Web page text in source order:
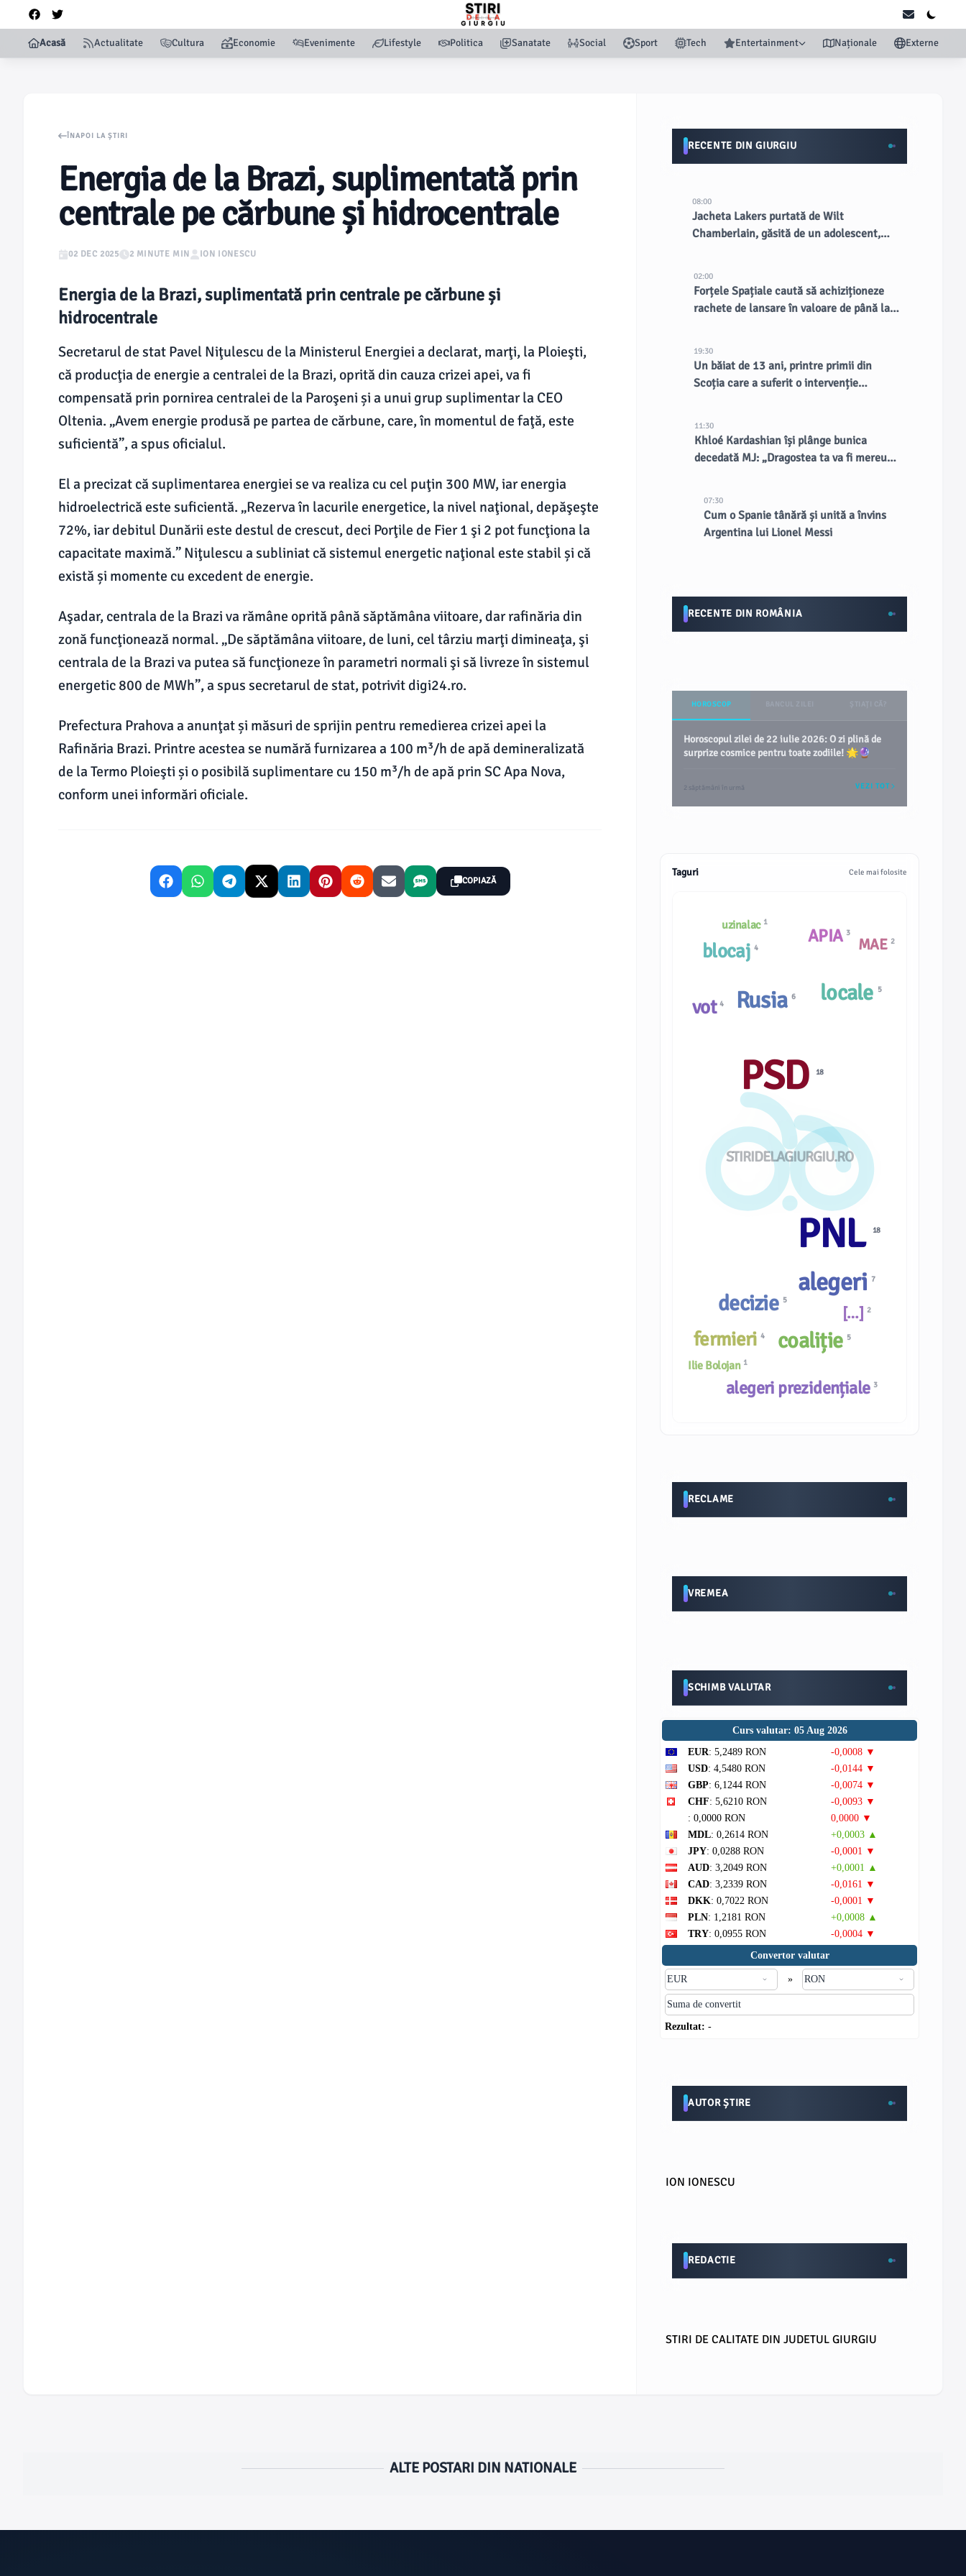
Acasă Actualitate Cultura Economie Evenimente Lifestyle Politica Sanatate Social Sport Tech Entertainment Naționale Externe
ÎNAPOI LA ȘTIRI
Energia de la Brazi, suplimentată prin
centrale pe cărbune și hidrocentrale
02 DEC 2025 2 MINUTE MIN ION IONESCU
Energia de la Brazi, suplimentată prin centrale pe cărbune și
hidrocentrale
Secretarul de stat Pavel Niţulescu de la Ministerul Energiei a declarat, marţi, la Ploieşti,
că producţia de energie a centralei de la Brazi, oprită din cauza crizei apei, va fi
compensată prin pornirea centralei de la Paroşeni și a unui grup suplimentar la CEO
Oltenia. „Avem energie produsă pe partea de cărbune, care, în momentul de faţă, este
suficientă”, a spus oficialul.
El a precizat că suplimentarea energiei se va realiza cu cel puţin 300 MW, iar energia
hidroelectrică este suficientă. „Rezerva în lacurile energetice, la nivel naţional, depăşeşte
72%, iar debitul Dunării este destul de crescut, deci Porţile de Fier 1 şi 2 pot funcţiona la
capacitate maximă.” Niţulescu a subliniat că sistemul energetic naţional este stabil și că
există și momente cu excedent de energie.
Aşadar, centrala de la Brazi va rămâne oprită până săptămâna viitoare, dar rafinăria din
zonă funcţionează normal. „De săptămâna viitoare, de luni, cel târziu marţi dimineaţa, şi
centrala de la Brazi va putea să funcţioneze în parametri normali şi să livreze în sistemul
energetic 800 de MWh”, a spus secretarul de stat, potrivit digi24.ro.
Prefectura Prahova a anunţat și măsuri de sprijin pentru remedierea crizei apei la
Rafinăria Brazi. Printre acestea se numără furnizarea a 100 m³/h de apă demineralizată
de la Termo Ploieşti și o posibilă suplimentare cu 150 m³/h de apă prin SC Apa Nova,
conform unei informări oficiale.
COPIAZĂ
RECENTE DIN GIURGIU
08:00
Jacheta Lakers purtată de Wilt
Chamberlain, găsită de un adolescent,
02:00
Forțele Spațiale caută să achiziționeze
rachete de lansare în valoare de până la
19:30
Un băiat de 13 ani, printre primii din
Scoția care a suferit o intervenție
11:30
Khloé Kardashian își plânge bunica
decedată MJ: „Dragostea ta va fi mereu
07:30
Cum o Spanie tânără și unită a învins
Argentina lui Lionel Messi
RECENTE DIN ROMÂNIA
HOROSCOP
Horoscopul zilei de 22 iulie 2026: O zi plină de
surprize cosmice pentru toate zodiile! 🌟🔮
2 săptămâni în urmă VEZI TOT
Taguri Cele mai folosite
STIRIDELAGIURGIU.RO
blocaj4
[…] 2
uzinalac 1
Rusia6
PNL 18
Ilie Bolojan 1
fermieri 4 coaliție 5
alegeri prezidențiale 3
PSD 18
decizie 5
MAE 2
vot4
APIA 3
alegeri7
locale 5
RECLAME
VREMEA
SCHIMB VALUTAR
Curs valutar: 05 Aug 2026
EUR: 5,2489 RON
-0,0008 ▼
USD: 4,5480 RON
-0,0144 ▼
GBP: 6,1244 RON
-0,0074 ▼
CHF: 5,6210 RON
-0,0093 ▼
: 0,0000 RON
0,0000 ▼
MDL: 0,2614 RON
+0,0003 ▲
JPY: 0,0288 RON
-0,0001 ▼
AUD: 3,2049 RON
+0,0001 ▲
CAD: 3,2339 RON
-0,0161 ▼
DKK: 0,7022 RON
-0,0001 ▼
PLN: 1,2181 RON
+0,0008 ▲
TRY: 0,0955 RON
-0,0004 ▼
Convertor valutar
»
Rezultat: -
AUTOR ȘTIRE
ION IONESCU
REDACTIE
STIRI DE CALITATE DIN JUDETUL GIURGIU
ALTE POSTARI DIN NATIONALE